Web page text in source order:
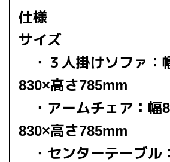
仕様
サイズ
・３人掛けソファ：
830×高さ785mm
・アームチェア：幅
830×高さ785mm
・センターテーブル